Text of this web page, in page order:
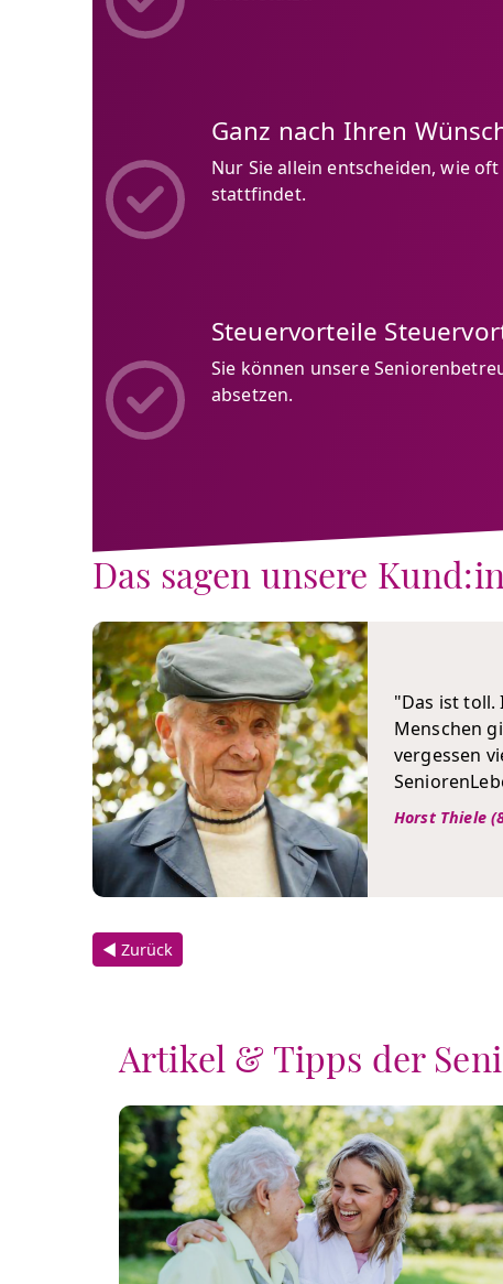
Ganz nach Ihren
Nur Sie allein entscheiden, wie
stattfindet.
Steuervorteile
Sie können unsere
absetzen.
Das sagen unsere
"Das ist toll.
Menschen
vergessen
Horst Thiele
◀ Zurück
Artikel & Tipps der